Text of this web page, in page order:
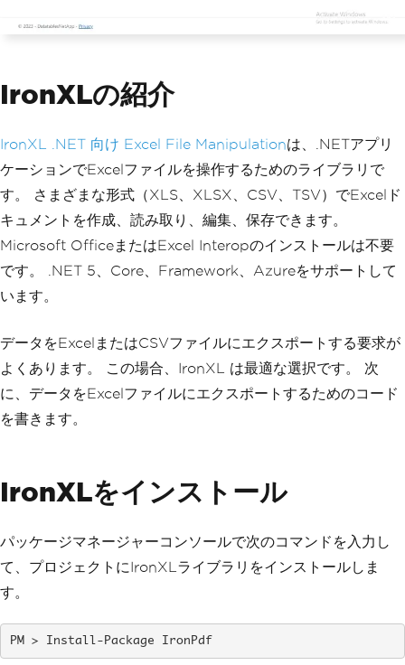
IronXLの紹介
IronXL .NET 向け Excel File Manipulationは、.NETアプリ
ケーションでExcelファイルを操作するためのライブラリで
す。 さまざまな形式（XLS、XLSX、CSV、TSV）でExcelド
キュメントを作成、読み取り、編集、保存できます。
Microsoft OfficeまたはExcel Interopのインストールは不要
です。 .NET 5、Core、Framework、Azureをサポートして
います。
データをExcelまたはCSVファイルにエクスポートする要求が
よくあります。 この場合、IronXL は最適な選択です。 次
に、データをExcelファイルにエクスポートするためのコード
を書きます。
IronXLをインストール
パッケージマネージャーコンソールで次のコマンドを入力し
て、プロジェクトにIronXLライブラリをインストールしま
す。
Install-Package IronPdf